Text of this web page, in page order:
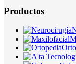
Productos